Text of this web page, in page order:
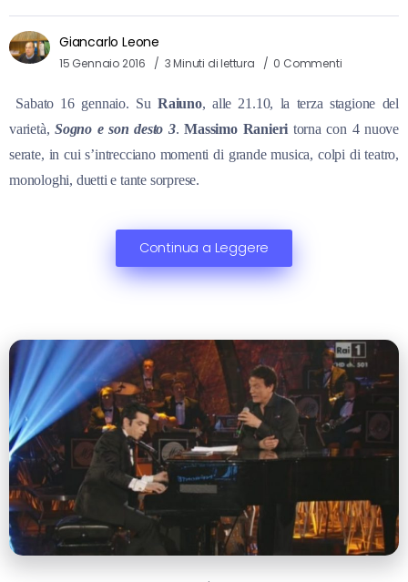
Giancarlo Leone
15 Gennaio 2016 3 Minuti di lettura 0 Commenti
Sabato 16 gennaio. SuRaiuno, alle 21.10, la terza stagione del
varietà,Sogno e son desto 3.Massimo Ranieri torna con 4 nuove
serate, in cui s’intrecciano momenti di grande musica, colpi di teatro,
monologhi, duetti e tante sorprese.
Continua a Leggere